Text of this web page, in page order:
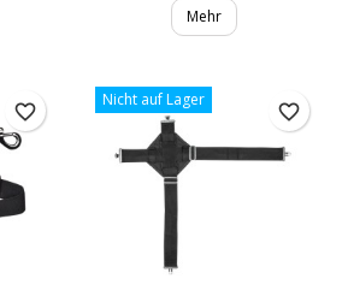
Mehr
favorite_border
Nicht auf Lager
favorite_border